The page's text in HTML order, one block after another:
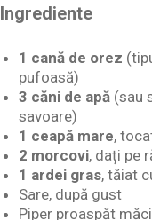
Ingrediente
1 cană de orez
pufoasă)
3 căni de apă (sau
savoare)
1 ceapă mare,
2 morcovi, dați pe
1 ardei gras, tăiat
Sare, după gust
Piper proaspăt